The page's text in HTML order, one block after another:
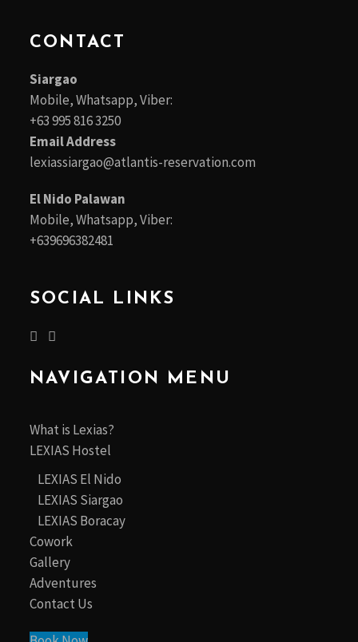
CONTACT
Siargao
Mobile, Whatsapp, Viber:
+63 995 816 3250
Email Address
lexiassiargao@atlantis-reservation.com
El Nido Palawan
Mobile, Whatsapp, Viber:
+639696382481
SOCIAL LINKS
NAVIGATION MENU
What is Lexias?
LEXIAS Hostel
LEXIAS El Nido
LEXIAS Siargao
LEXIAS Boracay
Cowork
Gallery
Adventures
Contact Us